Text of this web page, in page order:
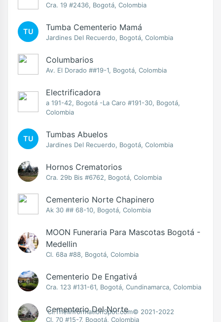
Cra. 19 #2436, Bogotá, Colombia
TU Tumba Cementerio Mamá
Jardines Del Recuerdo, Bogotá, Colombia
Columbarios
Av. El Dorado ##19-1, Bogotá, Colombia
Electrificadora
a 191-42, Bogotá ‎-La Caro #191-30, Bogotá,
Colombia
TU Tumbas Abuelos
Jardines Del Recuerdo, Bogotá, Colombia
Hornos Crematorios
Cra. 29b Bis #6762, Bogotá, Colombia
Cementerio Norte Chapinero
Ak 30 ## 68-10, Bogotá, Colombia
MOON Funeraria Para Mascotas Bogotá -
Medellin
Cl. 68a #88, Bogotá, Colombia
Cementerio De Engativá
Cra. 123 #131-61, Bogotá, Cundinamarca, Colombia
Cementerio Del Norte
Cl. 70 #15-7, Bogotá, Colombia
Cl.TheIinformationSpot.com© 2021-2022